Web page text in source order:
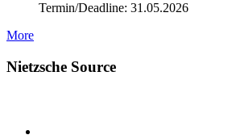
Termin/Deadline: 31.05.2026
More
Nietzsche Source